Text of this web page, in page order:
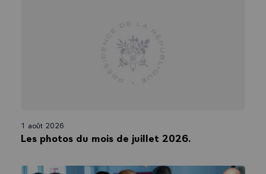
1 août 2026
Les photos du mois de juillet 2026.